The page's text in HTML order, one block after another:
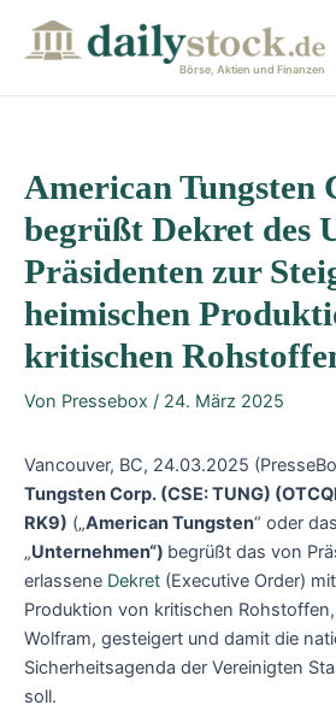
Börse, Aktien und Finanzen
American Tungsten
begrüßt Dekret des
Präsidenten zur
heimischen
kritischen
Von Pressebox / 24. März 2025
Vancouver, BC, 24.03.2025
Tungsten Corp. (CSE: TUNG)
RK9) („American Tungsten“ oder das
„Unternehmen“) begrüßt das von
erlassene Dekret (Executive Order)
Produktion von kritischen
Wolfram, gesteigert und damit die
Sicherheitsagenda der Vereinigten
soll.